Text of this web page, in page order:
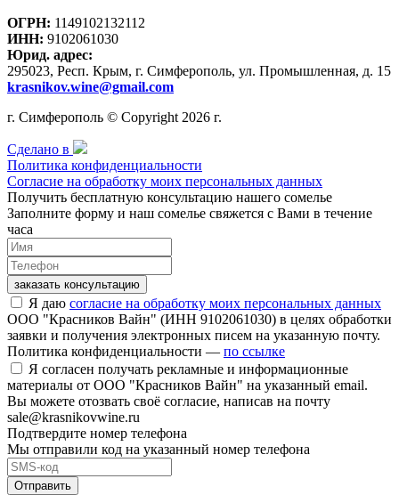
ОГРН: 1149102132112
ИНН: 9102061030
Юрид. адрес:
295023, Респ. Крым, г. Симферополь, ул. Промышленная, д. 15
krasnikov.wine@gmail.com
г. Симферополь © Copyright 2026 г.
Сделано в
Политика конфиденциальности
Согласие на обработку моих персональных данных
Получить бесплатную консультацию нашего сомелье
Заполните форму и наш сомелье свяжется с Вами в течение
часа
заказать консультацию
Я даю согласие на обработку моих персональных данных
ООО "Красников Вайн" (ИНН 9102061030) в целях обработки
заявки и получения электронных писем на указанную почту.
Политика конфиденциальности — по ссылке
Я согласен получать рекламные и информационные
материалы от ООО "Красников Вайн" на указанный email.
Вы можете отозвать своё согласие, написав на почту
sale@krasnikovwine.ru
Подтвердите номер телефона
Мы отправили код на указанный номер телефона
Отправить